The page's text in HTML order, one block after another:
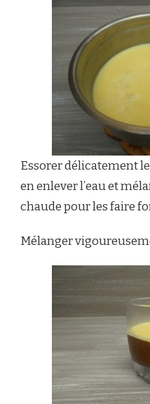
Essorer délicatement
en enlever l’eau et
chaude pour les faire
Mélanger